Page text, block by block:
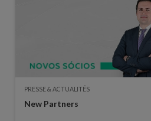
PRESSE & ACTUALITÉS
New Partners